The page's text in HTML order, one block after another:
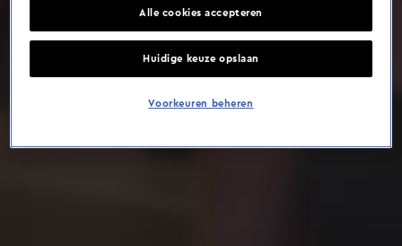
Alle cookies accepteren
Huidige keuze opslaan
Voorkeuren beheren